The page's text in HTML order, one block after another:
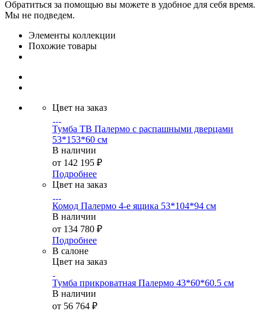
Обратиться за помощью вы можете в удобное для себя время.
Мы не подведем.
Элементы коллекции
Похожие товары
Цвет на заказ
Тумба ТВ Палермо с распашными дверцами
53*153*60 см
В наличии
от 142 195 ₽
Подробнее
Цвет на заказ
Комод Палермо 4-е ящика 53*104*94 см
В наличии
от 134 780 ₽
Подробнее
В салоне
Цвет на заказ
Тумба прикроватная Палермо 43*60*60.5 см
В наличии
от 56 764 ₽